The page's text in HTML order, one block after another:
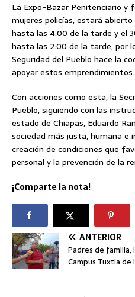
La Expo-Bazar Penitenciario y
mujeres policías, estará
hasta las 4:00 de la tarde y el
hasta las 2:00 de la tarde, por
Seguridad del Pueblo hace la
apoyar estos emprendimientos.
Con acciones como esta, la
Pueblo, siguiendo con las
estado de Chiapas, Eduardo
sociedad más justa, humana e
creación de condiciones que
personal y la prevención de la
¡Comparte la nota!
ANTERIOR
Padres de
Campus Tuxtla de